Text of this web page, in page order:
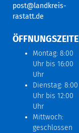
post@landkreis-
rastatt.de
Montag: 8:00
Uhr bis 16:00
Uhr
Dienstag: 8:00
Uhr bis 12:00
Uhr
Mittwoch:
geschlossen